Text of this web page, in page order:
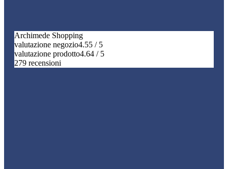
Archimede Shopping
valutazione negozio4.55 / 5
valutazione prodotto4.64 / 5
279 recensioni